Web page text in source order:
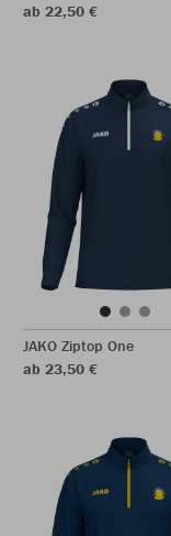
ab 22,50 €
JAKO Ziptop One
ab 23,50 €